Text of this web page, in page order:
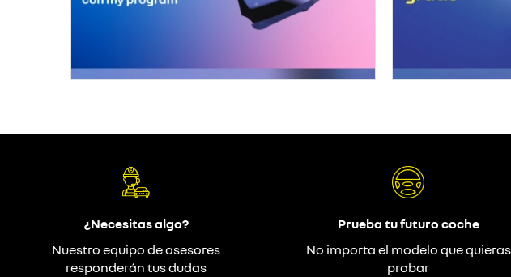
¿Necesitas algo?
Nuestro equipo de asesores
responderán tus dudas
Prueba tu futuro coche
No importa el modelo que quieras
probar